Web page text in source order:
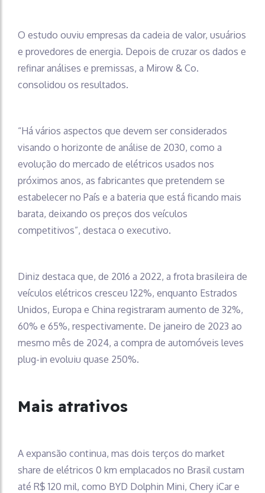
O estudo ouviu empresas da cadeia de valor, usuários
e provedores de energia. Depois de cruzar os dados e
refinar análises e premissas, a Mirow & Co.
consolidou os resultados.
“Há vários aspectos que devem ser considerados
visando o horizonte de análise de 2030, como a
evolução do mercado de elétricos usados nos
próximos anos, as fabricantes que pretendem se
estabelecer no País e a bateria que está ficando mais
barata, deixando os preços dos veículos
competitivos”, destaca o executivo.
Diniz destaca que, de 2016 a 2022, a frota brasileira de
veículos elétricos cresceu 122%, enquanto Estrados
Unidos, Europa e China registraram aumento de 32%,
60% e 65%, respectivamente. De janeiro de 2023 ao
mesmo mês de 2024, a compra de automóveis leves
plug-in evoluiu quase 250%.
Mais atrativos
A expansão continua, mas dois terços do market
share de elétricos 0 km emplacados no Brasil custam
até R$ 120 mil, como BYD Dolphin Mini, Chery iCar e